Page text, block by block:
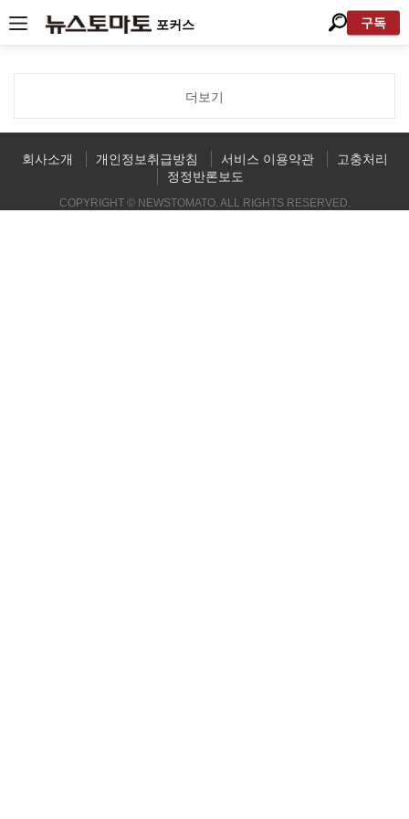
포커스 구독
더보기
회사소개 개인정보취급방침 서비스 이용약관
고충처리
정정반론보도
COPYRIGHT © NEWSTOMATO. ALL RIGHTS RESERVED.